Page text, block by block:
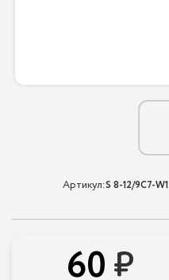
Артикул:S 8-12/9С7-W1
60